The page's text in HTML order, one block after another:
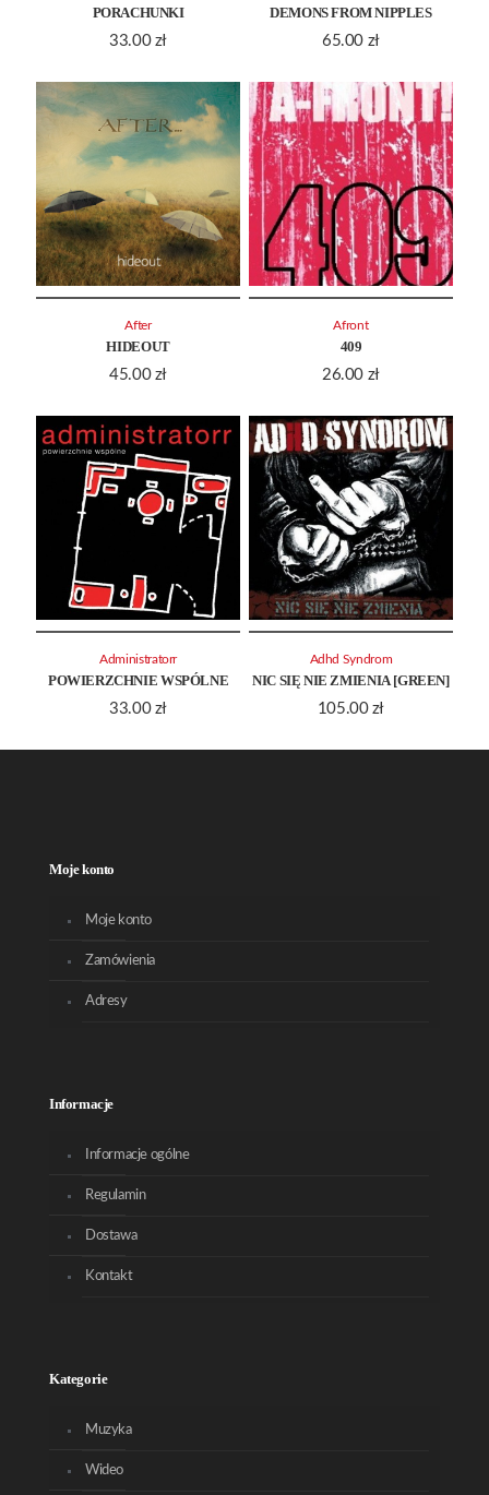
PORACHUNKI
33.00 zł
DEMONS FROM NIPPLES
65.00 zł
HIDEOUT
45.00 zł
After
409
26.00 zł
Afront
POWIERZCHNIE WSPÓLNE
33.00 zł
Administratorr
NIC SIĘ NIE ZMIENIA [GREEN]
105.00 zł
Adhd Syndrom
Moje konto
Moje konto
Zamówienia
Adresy
Informacje
Informacje ogólne
Regulamin
Dostawa
Kontakt
Kategorie
Muzyka
Wideo